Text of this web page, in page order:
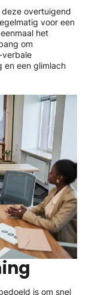
overtuigend
voor een
het
om
verbale
en een glimlach
is om snel